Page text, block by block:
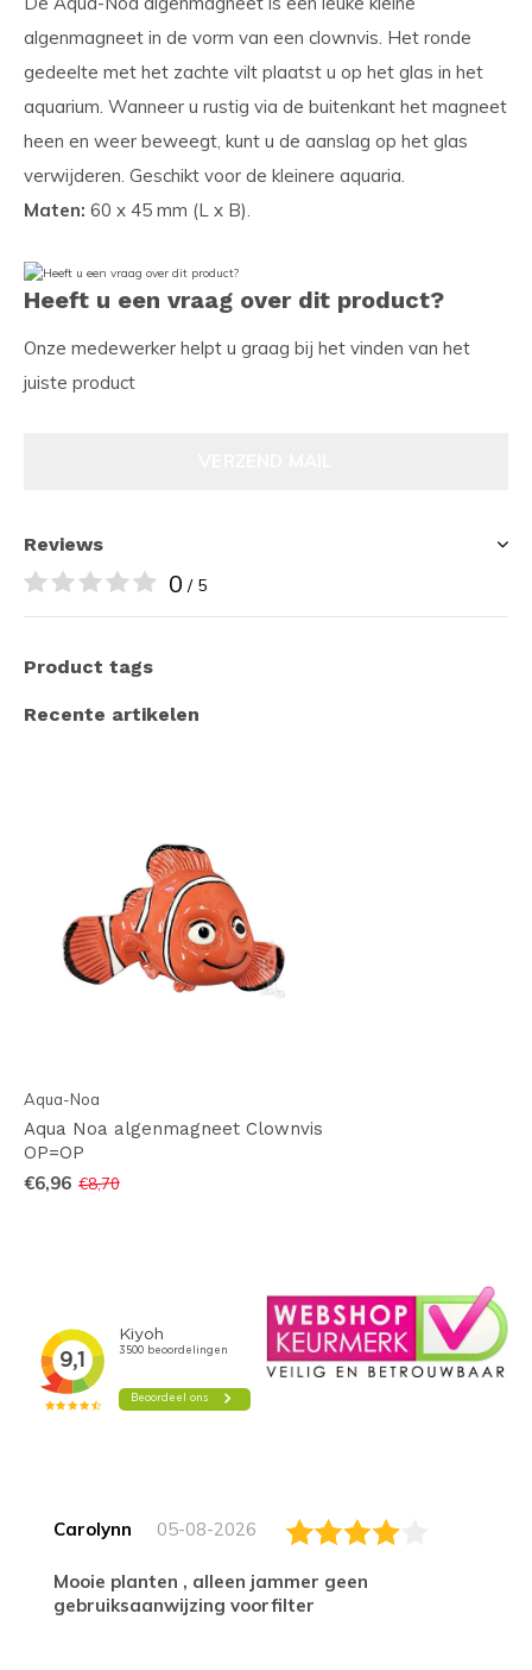
algenmagneet in de vorm van een clownvis. Het ronde
gedeelte met het zachte vilt plaatst u op het glas in het
aquarium. Wanneer u rustig via de buitenkant het magneet
heen en weer beweegt, kunt u de aanslag op het glas
verwijderen. Geschikt voor de kleinere aquaria.
Maten: 60 x 45 mm (L x B).
Heeft u een vraag over dit product?
Onze medewerker helpt u graag bij het vinden van het
juiste product
Reviews
0 / 5
Product tags
Recente artikelen
Aqua-Noa
Aqua Noa algenmagneet Clownvis
OP=OP
€6,96 €8,70
Carolynn 05-08-2026
Mooie planten , alleen jammer geen
gebruiksaanwijzing voorfilter